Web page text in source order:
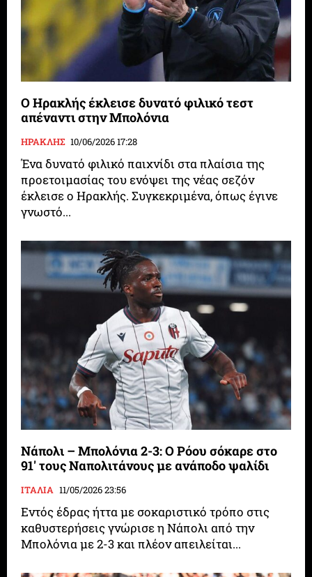
Ο Ηρακλής έκλεισε δυνατό φιλικό τεστ
απέναντι στην Μπολόνια
ΗΡΑΚΛΗΣ 10/06/2026 17:28
Ένα δυνατό φιλικό παιχνίδι στα πλαίσια της
προετοιμασίας του ενόψει της νέας σεζόν
έκλεισε ο Ηρακλής. Συγκεκριμένα, όπως έγινε
γνωστό...
Νάπολι – Μπολόνια 2-3: Ο Ρόου σόκαρε στο
91′ τους Ναπολιτάνους με ανάποδο ψαλίδι
ΙΤΑΛΙΑ 11/05/2026 23:56
Εντός έδρας ήττα με σοκαριστικό τρόπο στις
καθυστερήσεις γνώρισε η Νάπολι από την
Μπολόνια με 2-3 και πλέον απειλείται...